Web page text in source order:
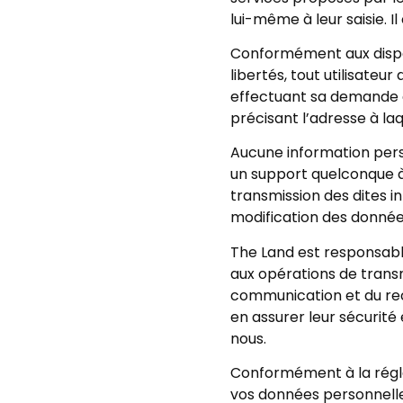
lui-même à leur saisie.
Conformément aux
libertés, tout utilisateur
effectuant sa demande
précisant l’adresse à
Aucune information
un support quelconque
transmission des dites
modification des
The Land est
aux opérations de
communication et du
en assurer leur
nous.
Conformément à la
vos données